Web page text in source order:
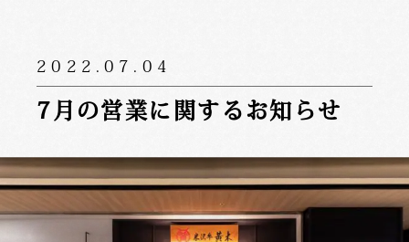
2022.07.04
7月の営業に関するお知らせ